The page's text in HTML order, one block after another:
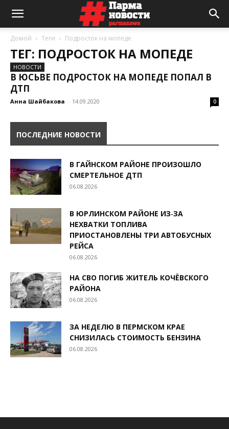
Домой Теги Подросток на мопеде
ТЕГ: ПОДРОСТОК НА МОПЕДЕ
НОВОСТИ
В ЮСЬВЕ ПОДРОСТОК НА МОПЕДЕ ПОПАЛ В
ДТП
Анна Шайбакова - 14.09.2020 0
ПОСЛЕДНИЕ НОВОСТИ
В ГАЙНСКОМ РАЙОНЕ ПРОИЗОШЛО
СМЕРТЕЛЬНОЕ ДТП
06.08.2026
В ЮРЛИНСКОМ РАЙОНЕ ИЗ‑ЗА
НЕХВАТКИ ТОПЛИВА
ПРИОСТАНОВЛЕНЫ ТРИ АВТОБУСНЫХ
РЕЙСА
06.08.2026
НА СВО ПОГИБ ЖИТЕЛЬ КОЧЁВСКОГО
РАЙОНА
06.08.2026
ЗА НЕДЕЛЮ В ПЕРМСКОМ КРАЕ
СНИЗИЛАСЬ СТОИМОСТЬ БЕНЗИНА
06.08.2026